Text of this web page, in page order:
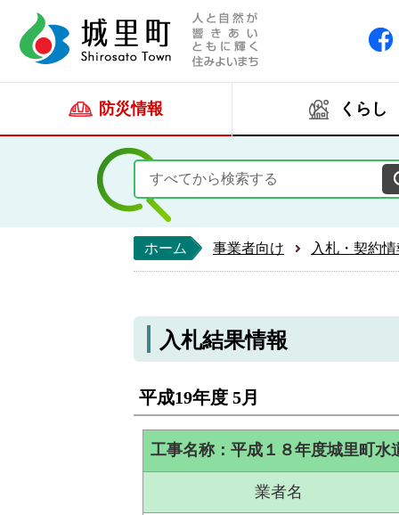
防災情報 くらし
ホーム 事業者向け 入札・契約
入札結果情報
平成19年度 5月
工事名称：平成１８年度城里町
業者名